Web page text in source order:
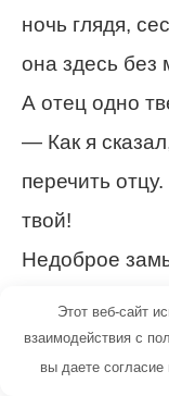
ночь глядя,
она здесь без
А отец одно
— Как я
перечить
твой!
Недоброе
сел верхом
Пошла Роза к
Этот веб-сайт
взаимодействия с
вы даете